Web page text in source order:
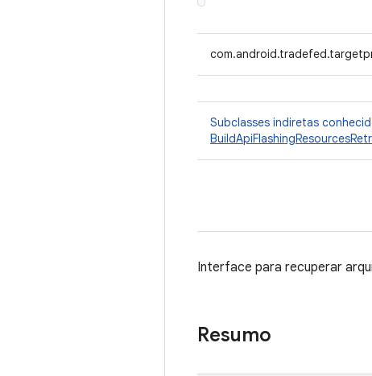
Subclasses indiretas
Interface para recuperar
Resumo